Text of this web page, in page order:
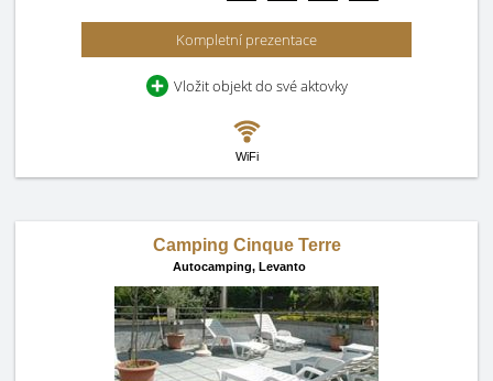
Kompletní prezentace
Vložit objekt do své aktovky
WiFi
Camping Cinque Terre
Autocamping, Levanto